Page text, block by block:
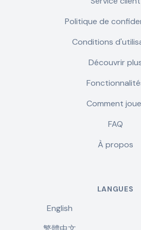
Politique de
Conditions
Découvrir
Comment
FAQ
À propos
LANGUES
English